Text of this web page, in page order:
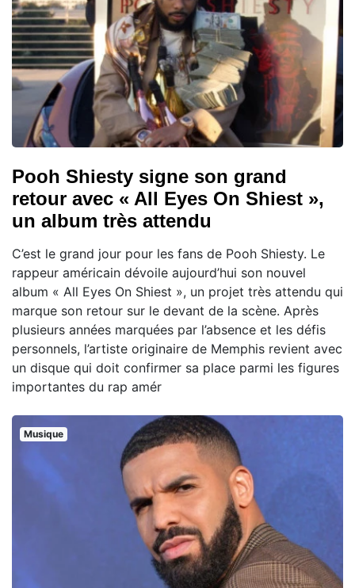
Pooh Shiesty signe son grand
retour avec « All Eyes On Shiest »,
un album très attendu
C’est le grand jour pour les fans de Pooh Shiesty. Le
rappeur américain dévoile aujourd’hui son nouvel
album « All Eyes On Shiest », un projet très attendu qui
marque son retour sur le devant de la scène. Après
plusieurs années marquées par l’absence et les défis
personnels, l’artiste originaire de Memphis revient avec
un disque qui doit confirmer sa place parmi les figures
importantes du rap amér
Musique